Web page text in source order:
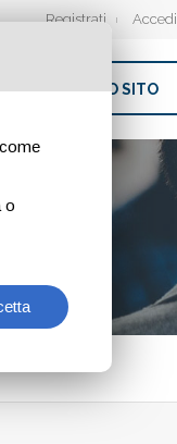
Registrati Accedi
IL TUO SITO
o